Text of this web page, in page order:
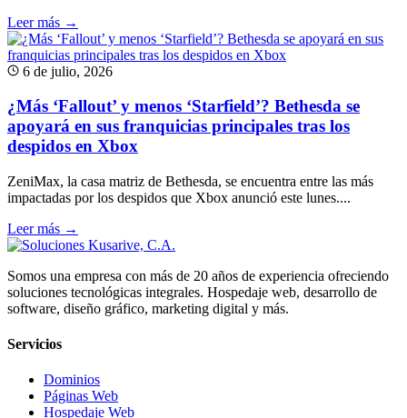
Leer más →
6 de julio, 2026
¿Más ‘Fallout’ y menos ‘Starfield’? Bethesda se
apoyará en sus franquicias principales tras los
despidos en Xbox
ZeniMax, la casa matriz de Bethesda, se encuentra entre las más
impactadas por los despidos que Xbox anunció este lunes....
Leer más →
Somos una empresa con más de 20 años de experiencia ofreciendo
soluciones tecnológicas integrales. Hospedaje web, desarrollo de
software, diseño gráfico, marketing digital y más.
Servicios
Dominios
Páginas Web
Hospedaje Web